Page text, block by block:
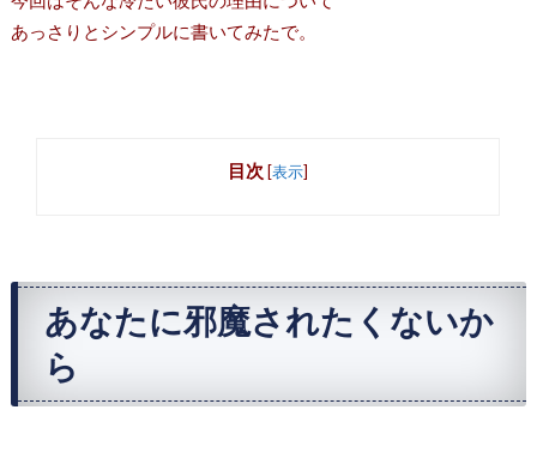
あっさりとシンプルに書いてみたで。
目次 [表示]
あなたに邪魔されたくないか
ら